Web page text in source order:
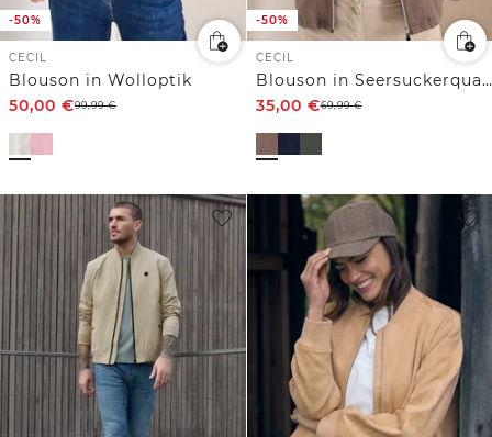
-50%
CECIL
Blouson in Wolloptik
50,00 €99,99€
-50%
CECIL
Blouson in Seersuckerqualität mit Zipper
35,00 €69,99€